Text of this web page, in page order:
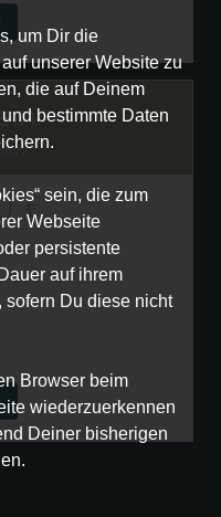
um Dir die
unserer Website zu
die auf Deinem
bestimmte Daten
sein, die zum
Webseite
persistente
auf ihrem
sofern Du diese nicht
Browser beim
wiederzuerkennen
Deiner bisherigen
€